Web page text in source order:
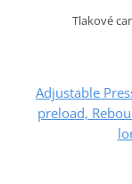
Tlakové
Adjustable
preload,